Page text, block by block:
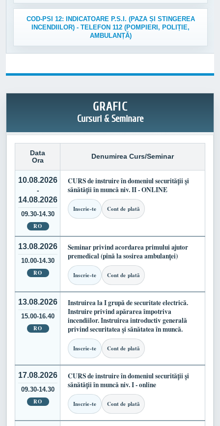
COD-PSI 12: INDICATOARE P.S.I. (PAZA ȘI STINGEREA
INCENDIILOR) - TELEFON 112 (POMPIERI, POLIȚIE,
AMBULANȚĂ)
GRAFIC
Cursuri & Seminare
Data
Ora
Denumirea Curs/Seminar
10.08.2026
-
14.08.2026
09.30-14.30
RO
CURS de instruire în domeniul securității și
sănătății în muncă niv. II - ONLINE
Inscrie-te Cont de plată
13.08.2026
10.00-14.30
RO
Seminar privind acordarea primului ajutor
premedical (pînă la sosirea ambulanței)
Inscrie-te Cont de plată
13.08.2026
15.00-16.40
RO
Instruirea la I grupă de securitate electrică.
Instruire privind apărarea împotriva
incendiilor. Instruirea introductiv generală
privind securitatea și sănătatea în muncă.
Inscrie-te Cont de plată
17.08.2026
09.30-14.30
RO
CURS de instruire în domeniul securității și
sănătății în muncă niv. I - online
Inscrie-te Cont de plată